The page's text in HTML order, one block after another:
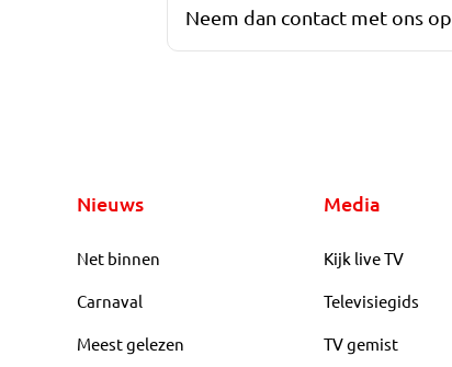
Neem dan contact met ons op.
Nieuws
Net binnen
Carnaval
Meest gelezen
Media
Kijk live TV
Televisiegids
TV gemist